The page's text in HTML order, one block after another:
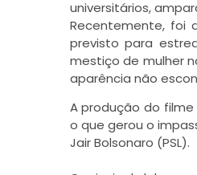
universitários,
Recentemente, foi
previsto para
mestiço de mulher
aparência não
A produção do
o que gerou o
Jair Bolsonaro (PSL).